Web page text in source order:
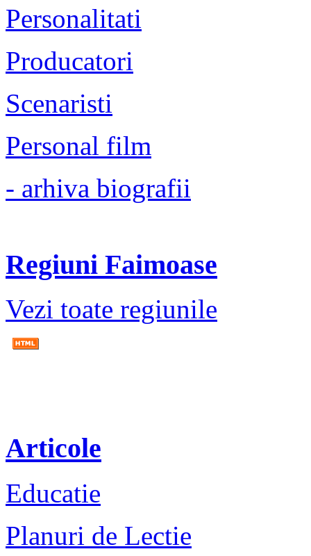
Personalitati
Producatori
Scenaristi
Personal film
- arhiva biografii
Regiuni Faimoase
Vezi toate regiunile
Articole
Educatie
Planuri de Lectie